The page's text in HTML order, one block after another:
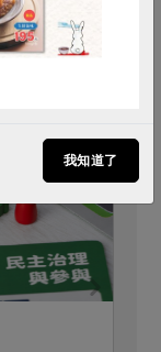
我知道了